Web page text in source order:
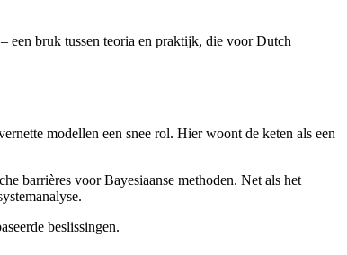
een bruk tussen teoria en praktijk, die voor Dutch
modellen een snee rol. Hier woont de keten als een
barrières voor Bayesiaanse methoden. Net als het
beslissingen.